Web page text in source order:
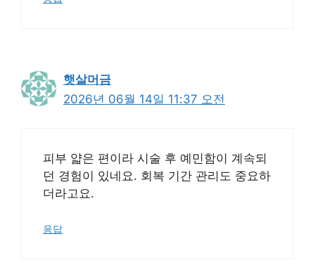
햇살머금
2026년 06월 14일 11:37 오전
피부 얇은 편이라 시술 후 예민함이 계속되
던 경험이 있네요. 회복 기간 관리도 중요하
더라고요.
응답